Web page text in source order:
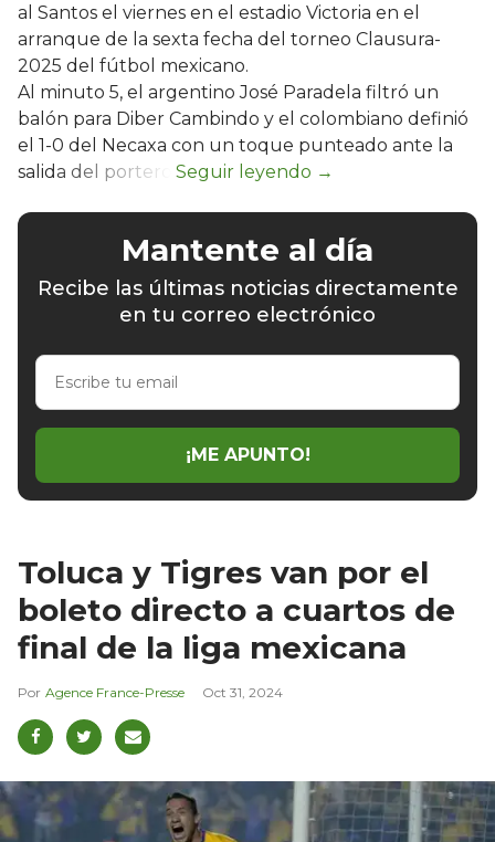
al Santos el viernes en el estadio Victoria en el
arranque de la sexta fecha del torneo Clausura-
2025 del fútbol mexicano.
Al minuto 5, el argentino José Paradela filtró un
balón para Diber Cambindo y el colombiano definió
el 1-0 del Necaxa con un toque punteado ante la
salida del portero.
Mantente al día
Recibe las últimas noticias directamente
en tu correo electrónico
Escribe
email
¡ME APUNTO!
Toluca y Tigres van por el
boleto directo a cuartos de
final de la liga mexicana
Agence France-Presse Oct 31, 2024